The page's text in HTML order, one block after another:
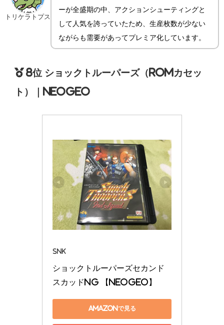
トリケラトプス
ーが全盛期の中、アクションシューティングと
して人気を誇っていたため、生産枚数が少ない
ながらも需要があってプレミア化しています。
8位 ショックトルーパーズ（ROMカセッ
ト）｜NEOGEO
SNK
ショックトルーパーズセカンド
スカッドNG 【NEOGEO】
Amazonで見る